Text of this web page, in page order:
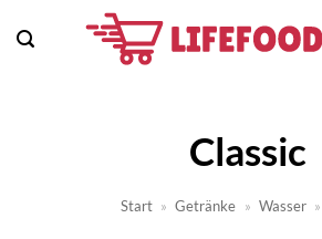
Inhalt
Classic
Start » Getränke » Wasser »